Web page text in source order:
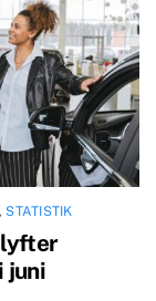
, STATISTIK
juni